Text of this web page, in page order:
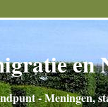
en
- Meningen,